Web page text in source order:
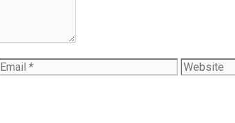
Email Website